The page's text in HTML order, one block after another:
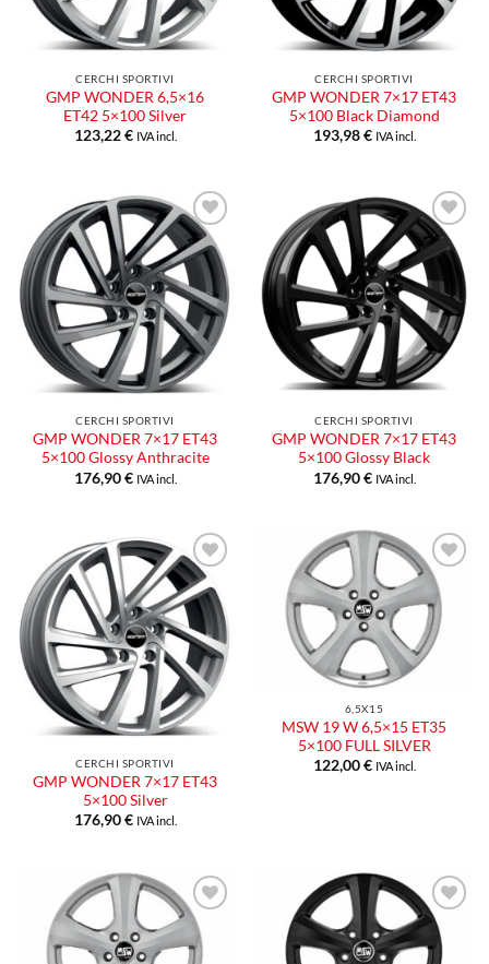
CERCHI SPORTIVI
GMP WONDER 6,5×16
ET42 5×100 Silver
123,22€ IVA incl.
CERCHI SPORTIVI
GMP WONDER 7×17 ET43
5×100 Black Diamond
193,98€ IVA incl.
CERCHI SPORTIVI
GMP WONDER 7×17 ET43
5×100 Glossy Anthracite
176,90€ IVA incl.
CERCHI SPORTIVI
GMP WONDER 7×17 ET43
5×100 Glossy Black
176,90€ IVA incl.
CERCHI SPORTIVI
GMP WONDER 7×17 ET43
5×100 Silver
176,90€ IVA incl.
6,5X15
MSW 19 W 6,5×15 ET35
5×100 FULL SILVER
122,00€ IVA incl.